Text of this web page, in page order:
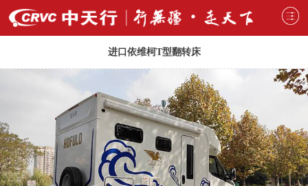
进口依维柯T型翻转床